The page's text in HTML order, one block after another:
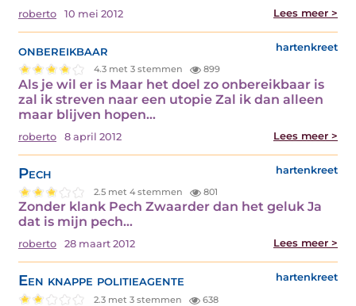
roberto 10 mei 2012 Lees meer >
onbereikbaar hartenkreet
4.3 met 3 stemmen 899
Als je wil er is Maar het doel zo onbereikbaar is
zal ik streven naar een utopie Zal ik dan alleen
maar blijven hopen…
roberto 8 april 2012 Lees meer >
Pech hartenkreet
2.5 met 4 stemmen 801
Zonder klank Pech Zwaarder dan het geluk Ja
dat is mijn pech…
roberto 28 maart 2012 Lees meer >
Een knappe politieagente hartenkreet
2.3 met 3 stemmen 638